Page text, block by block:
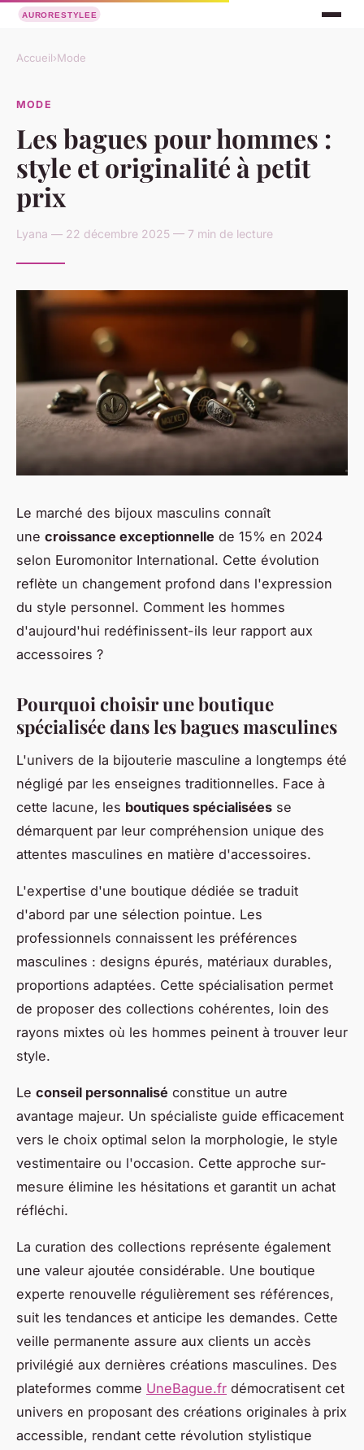
Accueil›Mode
MODE
Les bagues pour hommes :
style et originalité à petit
prix
Lyana — 22 décembre 2025 — 7 min de lecture
Le marché des bijoux masculins connaît
une croissance exceptionnelle de 15% en 2024
selon Euromonitor International. Cette évolution
reflète un changement profond dans l'expression
du style personnel. Comment les hommes
d'aujourd'hui redéfinissent-ils leur rapport aux
accessoires ?
Pourquoi choisir une boutique
spécialisée dans les bagues masculines
L'univers de la bijouterie masculine a longtemps été
négligé par les enseignes traditionnelles. Face à
cette lacune, les boutiques spécialisées se
démarquent par leur compréhension unique des
attentes masculines en matière d'accessoires.
L'expertise d'une boutique dédiée se traduit
d'abord par une sélection pointue. Les
professionnels connaissent les préférences
masculines : designs épurés, matériaux durables,
proportions adaptées. Cette spécialisation permet
de proposer des collections cohérentes, loin des
rayons mixtes où les hommes peinent à trouver leur
style.
Le conseil personnalisé constitue un autre
avantage majeur. Un spécialiste guide efficacement
vers le choix optimal selon la morphologie, le style
vestimentaire ou l'occasion. Cette approche sur-
mesure élimine les hésitations et garantit un achat
réfléchi.
La curation des collections représente également
une valeur ajoutée considérable. Une boutique
experte renouvelle régulièrement ses références,
suit les tendances et anticipe les demandes. Cette
veille permanente assure aux clients un accès
privilégié aux dernières créations masculines. Des
plateformes comme UneBague.fr démocratisent cet
univers en proposant des créations originales à prix
accessible, rendant cette révolution stylistique